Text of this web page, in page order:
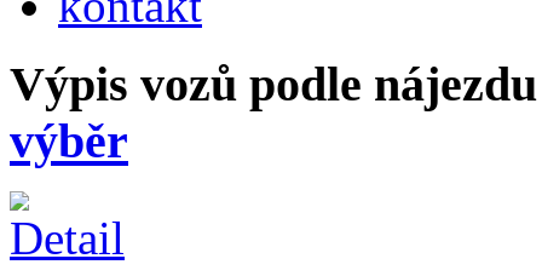
Výpis vozů podle
výběr